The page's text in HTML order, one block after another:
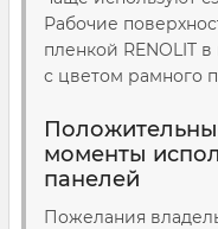
Рабочие
пленкой RENOLIT в
с цветом рамного
моменты
панелей
Пожелания